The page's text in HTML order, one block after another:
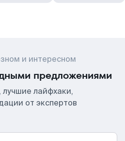
и интересном
предложениями
лайфхаки,
от экспертов